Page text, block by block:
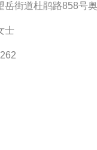
岳街道杜鹃路858号
士